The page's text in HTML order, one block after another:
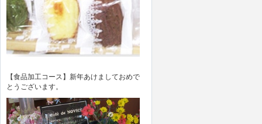
【食品加工コース】新年あけましておめで
とうございます。